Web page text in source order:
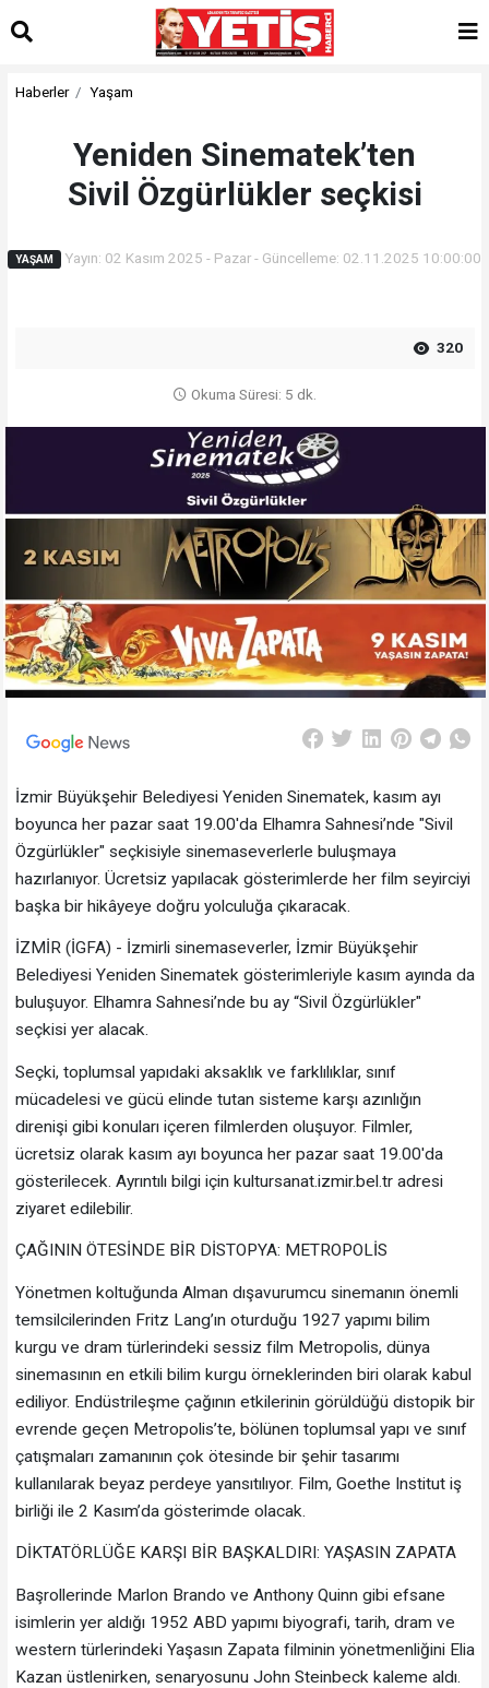
Haberler Yaşam
Yeniden Sinematek’ten
Sivil Özgürlükler seçkisi
YAŞAM Yayın: 02 Kasım 2025 - Pazar - Güncelleme: 02.11.2025 10:00:00
320
Okuma Süresi: 5 dk.
İzmir Büyükşehir Belediyesi Yeniden Sinematek, kasım ayı
boyunca her pazar saat 19.00'da Elhamra Sahnesi’nde "Sivil
Özgürlükler" seçkisiyle sinemaseverlerle buluşmaya
hazırlanıyor. Ücretsiz yapılacak gösterimlerde her film seyirciyi
başka bir hikâyeye doğru yolculuğa çıkaracak.
İZMİR (İGFA) - İzmirli sinemaseverler, İzmir Büyükşehir
Belediyesi Yeniden Sinematek gösterimleriyle kasım ayında da
buluşuyor. Elhamra Sahnesi’nde bu ay “Sivil Özgürlükler"
seçkisi yer alacak.
Seçki, toplumsal yapıdaki aksaklık ve farklılıklar, sınıf
mücadelesi ve gücü elinde tutan sisteme karşı azınlığın
direnişi gibi konuları içeren filmlerden oluşuyor. Filmler,
ücretsiz olarak kasım ayı boyunca her pazar saat 19.00'da
gösterilecek. Ayrıntılı bilgi için kultursanat.izmir.bel.tr adresi
ziyaret edilebilir.
ÇAĞININ ÖTESİNDE BİR DİSTOPYA: METROPOLİS
Yönetmen koltuğunda Alman dışavurumcu sinemanın önemli
temsilcilerinden Fritz Lang’ın oturduğu 1927 yapımı bilim
kurgu ve dram türlerindeki sessiz film Metropolis, dünya
sinemasının en etkili bilim kurgu örneklerinden biri olarak kabul
ediliyor. Endüstrileşme çağının etkilerinin görüldüğü distopik bir
evrende geçen Metropolis’te, bölünen toplumsal yapı ve sınıf
çatışmaları zamanının çok ötesinde bir şehir tasarımı
kullanılarak beyaz perdeye yansıtılıyor. Film, Goethe Institut iş
birliği ile 2 Kasım’da gösterimde olacak.
DİKTATÖRLÜĞE KARŞI BİR BAŞKALDIRI: YAŞASIN ZAPATA
Başrollerinde Marlon Brando ve Anthony Quinn gibi efsane
isimlerin yer aldığı 1952 ABD yapımı biyografi, tarih, dram ve
western türlerindeki Yaşasın Zapata filminin yönetmenliğini Elia
Kazan üstlenirken, senaryosunu John Steinbeck kaleme aldı.